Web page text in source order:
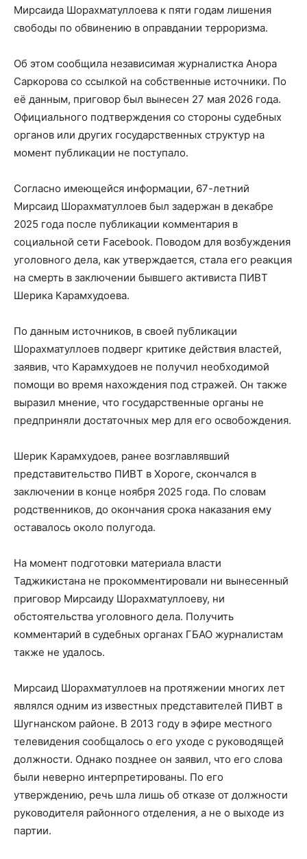
Мирсаида Шорахматуллоева к пяти годам лишения
свободы по обвинению в оправдании терроризма.
Об этом сообщила независимая журналистка Анора
Саркорова со ссылкой на собственные источники. По
её данным, приговор был вынесен 27 мая 2026 года.
Официального подтверждения со стороны судебных
органов или других государственных структур на
момент публикации не поступало.
Согласно имеющейся информации, 67-летний
Мирсаид Шорахматуллоев был задержан в декабре
2025 года после публикации комментария в
социальной сети Facebook. Поводом для возбуждения
уголовного дела, как утверждается, стала его реакция
на смерть в заключении бывшего активиста ПИВТ
Шерика Карамхудоева.
По данным источников, в своей публикации
Шорахматуллоев подверг критике действия властей,
заявив, что Карамхудоев не получил необходимой
помощи во время нахождения под стражей. Он также
выразил мнение, что государственные органы не
предприняли достаточных мер для его освобождения.
Шерик Карамхудоев, ранее возглавлявший
представительство ПИВТ в Хороге, скончался в
заключении в конце ноября 2025 года. По словам
родственников, до окончания срока наказания ему
оставалось около полугода.
На момент подготовки материала власти
Таджикистана не прокомментировали ни вынесенный
приговор Мирсаиду Шорахматуллоеву, ни
обстоятельства уголовного дела. Получить
комментарий в судебных органах ГБАО журналистам
также не удалось.
Мирсаид Шорахматуллоев на протяжении многих лет
являлся одним из известных представителей ПИВТ в
Шугнанском районе. В 2013 году в эфире местного
телевидения сообщалось о его уходе с руководящей
должности. Однако позднее он заявил, что его слова
были неверно интерпретированы. По его
утверждению, речь шла лишь об отказе от должности
руководителя районного отделения, а не о выходе из
партии.